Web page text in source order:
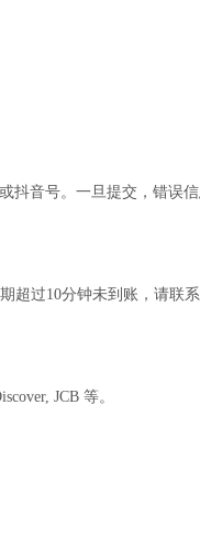
音号。一旦提交，错误信
超过10分钟未到账，请联系
JCB 等。